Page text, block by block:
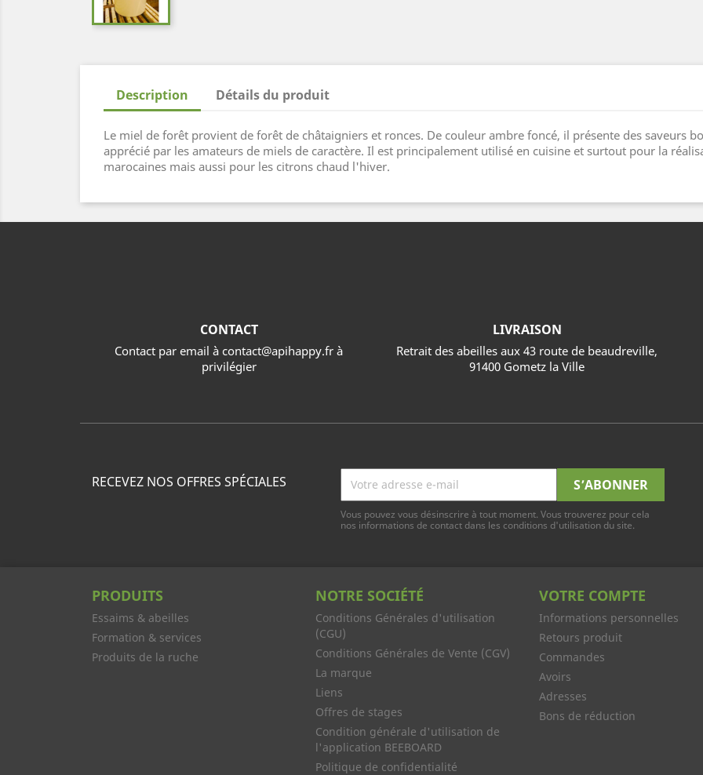
Description Détails du produit
Le miel de forêt provient de forêt de châtaigniers et ronces. De couleur ambre foncé, il présente des saveurs
apprécié par les amateurs de miels de caractère. Il est principalement utilisé en cuisine et surtout pour la
marocaines mais aussi pour les citrons chaud l'hiver.
CONTACT
Contact par email à contact@apihappy.fr à
privilégier
LIVRAISON
Retrait des abeilles aux 43 route de beaudreville,
91400 Gometz la Ville
RECEVEZ NOS OFFRES SPÉCIALES
Vous pouvez vous désinscrire à tout moment. Vous trouverez pour cela
nos informations de contact dans les conditions d'utilisation du site.
PRODUITS
Essaims & abeilles
Formation & services
Produits de la ruche
NOTRE SOCIÉTÉ
Conditions Générales d'utilisation
(CGU)
Conditions Générales de Vente (CGV)
La marque
Liens
Offres de stages
Condition générale d'utilisation de
l'application BEEBOARD
Politique de confidentialité
VOTRE COMPTE
Informations personnelles
Retours produit
Commandes
Avoirs
Adresses
Bons de réduction